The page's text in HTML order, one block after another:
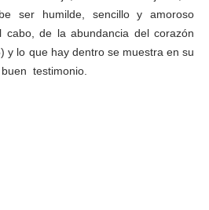
ser humilde, sencillo y amoroso
cabo, de la abundancia del corazón
y lo que hay dentro se muestra en su
testimonio.